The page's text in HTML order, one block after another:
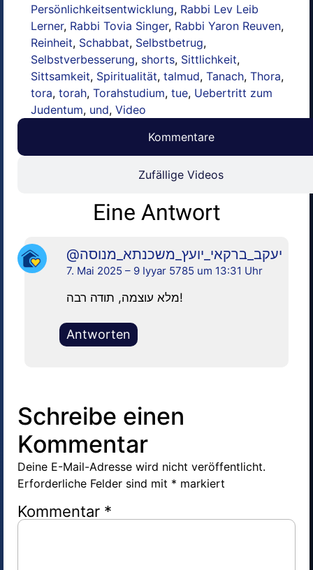
Persönlichkeitsentwicklung, Rabbi Lev Leib
Lerner, Rabbi Tovia Singer, Rabbi Yaron Reuven,
Reinheit, Schabbat, Selbstbetrug,
Selbstverbesserung, shorts, Sittlichkeit,
Sittsamkeit, Spiritualität, talmud, Tanach, Thora,
tora, torah, Torahstudium, tue, Uebertritt zum
Judentum, und, Video
Kommentare
Zufällige Videos
Eine Antwort
@יעקב_ברקאי_יועץ_משכנתא_מנוסה
7. Mai 2025 – 9 Iyyar 5785 um 13:31 Uhr
מלא עוצמה, תודה רבה!
Antworten
Schreibe einen
Kommentar
Deine E-Mail-Adresse wird nicht veröffentlicht.
Erforderliche Felder sind mit * markiert
Kommentar *